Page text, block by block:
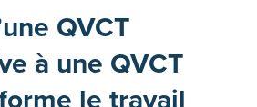
QVCT
à une QVCT